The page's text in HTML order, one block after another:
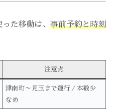
た移動は、 事前予約と時刻
注意点
津南町～見玉まで運行／本数少
なめ